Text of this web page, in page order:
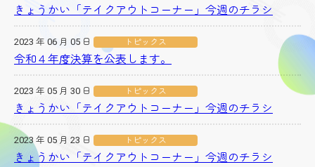
きょうかい「テイクアウトコーナー」今週のチラシ
2023 年 06 月 05 日 トピックス
令和４年度決算を公表します。
2023 年 05 月 30 日 トピックス
きょうかい「テイクアウトコーナー」今週のチラシ
2023 年 05 月 23 日 トピックス
きょうかい「テイクアウトコーナー」今週のチラシ